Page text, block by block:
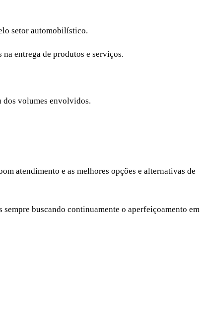
setor automobilístico.
entrega de produtos e serviços.
dos volumes envolvidos.
atendimento e as melhores opções e alternativas de
buscando continuamente o aperfeiçoamento em